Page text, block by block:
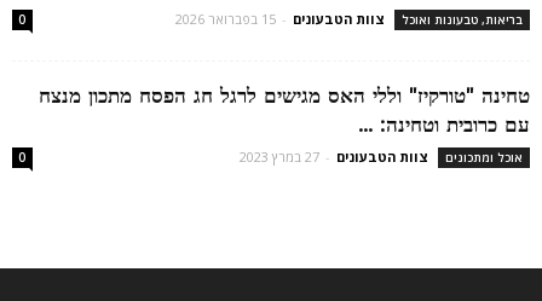
בריאות, טבעונות ואוכל צוות הטבעונים - 15 בפברואר 2026 0
טחינה "טורקיז" וללי האס מגישים לרגל חג הפסח מתכון מנצח
עם כרובית וטחינה: ...
אוכל ומתכונים צוות הטבעונים - 27 במרץ 2023 0